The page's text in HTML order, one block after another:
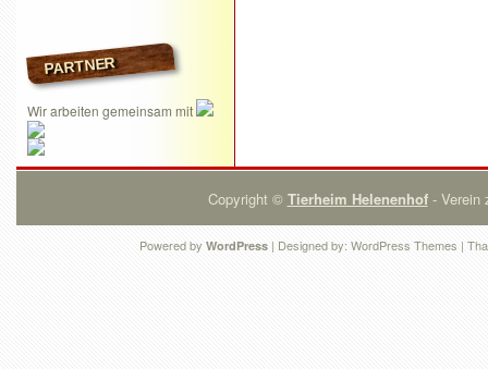
PARTNER
Wir arbeiten gemeinsam mit
Copyright © Tierheim Helenenhof- Verein
Powered by WordPress | Designed by: WordPress Themes |